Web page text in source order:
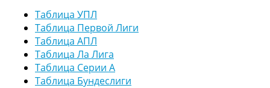
Таблица УПЛ
Таблица Первой Лиги
Таблица АПЛ
Таблица Ла Лига
Таблица Серии А
Таблица Бундеслиги